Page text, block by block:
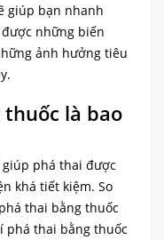
giúp bạn nhanh
những biến
ảnh hưởng tiêu
là bao
phá thai được
khá tiết kiệm. So
thai bằng thuốc
phá thai bằng thuốc